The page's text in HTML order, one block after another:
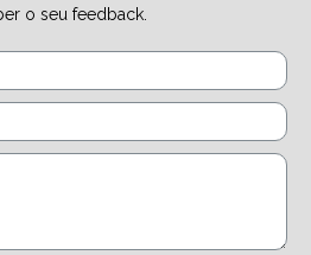
o seu feedback.